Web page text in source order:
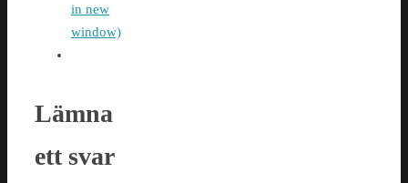
in new
window)
Lämna
ett svar